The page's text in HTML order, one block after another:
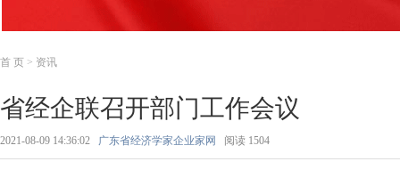
首 页 > 资讯
省经企联召开部门工作会议
2021-08-09 14:36:02 广东省经济学家企业家网 阅读 1504